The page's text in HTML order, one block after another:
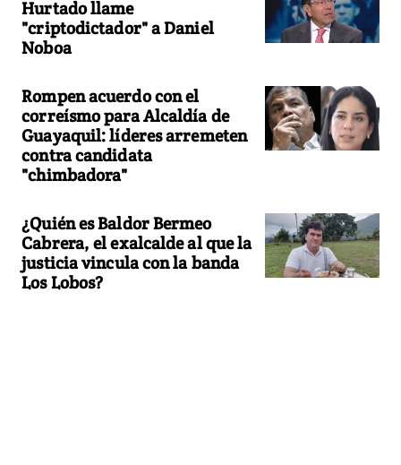
Hurtado llame
"criptodictador" a Daniel
Noboa
Rompen acuerdo con el
correísmo para Alcaldía de
Guayaquil: líderes arremeten
contra candidata
"chimbadora"
¿Quién es Baldor Bermeo
Cabrera, el exalcalde al que la
justicia vincula con la banda
Los Lobos?